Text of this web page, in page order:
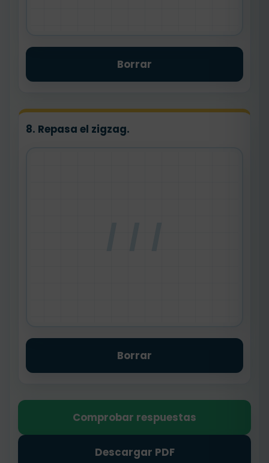
Borrar
8. Repasa el zigzag.
Borrar
Comprobar respuestas
Descargar PDF